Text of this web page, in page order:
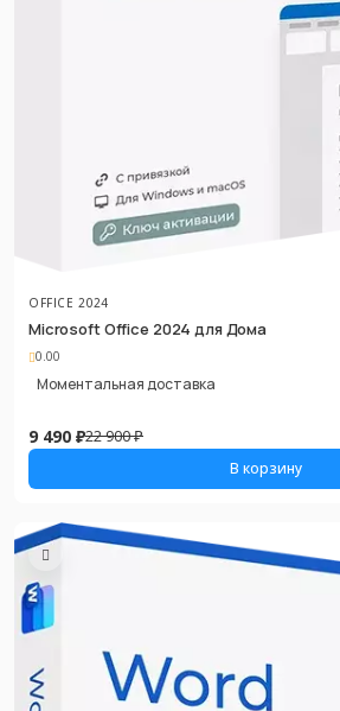
OFFICE 2024
Microsoft Office 2024 для Дома
0.00
Моментальная доставка
9 490 ₽22 900 ₽
В корзину